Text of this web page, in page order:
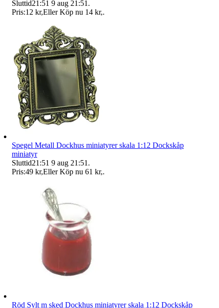
Sluttid21:51 9 aug 21:51 .
Pris:12 kr,Eller Köp nu 14 kr,.
Spegel Metall Dockhus miniatyrer skala 1:12 Dockskåp
miniatyr
Sluttid21:51 9 aug 21:51 .
Pris:49 kr,Eller Köp nu 61 kr,.
Röd Sylt m sked Dockhus miniatyrer skala 1:12 Dockskåp